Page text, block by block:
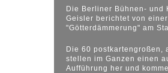
Die Berliner Bühnen- und
Geisler berichtet von
"Götterdämmerung" am
Die 60 postkartengroßen,
stellen im Ganzen einen
Aufführung her und